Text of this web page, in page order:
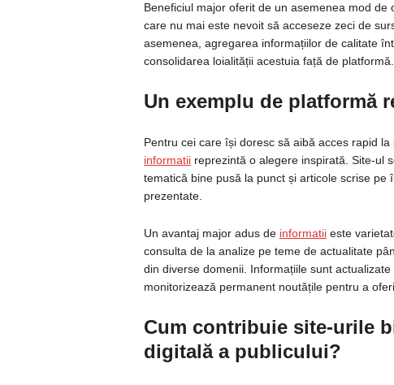
Beneficiul major oferit de un asemenea mod
care nu mai este nevoit să acceseze zeci de
asemenea, agregarea informațiilor de calitate
consolidarea loialității acestuia față de platformă.
Un exemplu de platformă
Pentru cei care își doresc să aibă acces rapid
informatiireprezintă o alegere inspirată. Site-ul
tematică bine pusă la punct și articole scrise
prezentate.
Un avantaj major adus de informatiieste
consulta de la analize pe teme de actualitate
din diverse domenii. Informațiile sunt
monitorizează permanent noutățile pentru a
Cum contribuie site-urile
digitală a publicului?